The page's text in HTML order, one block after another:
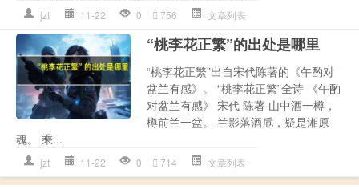
jzt 11-22 0 756 文章列表
“桃李花正繁”的出处是哪里
“桃李花正繁”出自宋代陈著的《午酌对
盆兰有感》。 “桃李花正繁”全诗 《午酌
对盆兰有感》 宋代 陈著 山中酒一樽，
樽前兰一盆。 兰影落酒卮，疑是湘原
魂。 乘...
jzt 11-22 0 714 文章列表